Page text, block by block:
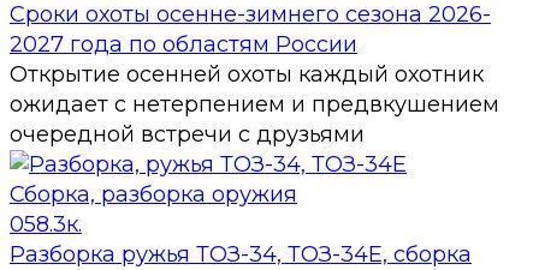
Сроки охоты осенне-зимнего сезона 2026-
2027 года по областям России
Открытие осенней охоты каждый охотник
ожидает с нетерпением и предвкушением
очередной встречи с друзьями
Сборка, разборка оружия
058.3к.
Разборка ружья ТОЗ-34, ТОЗ-34Е, сборка